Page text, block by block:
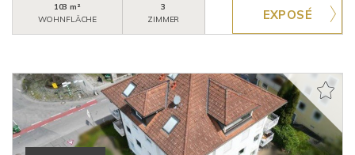
103 m²
WOHNFLÄCHE
3
ZIMMER